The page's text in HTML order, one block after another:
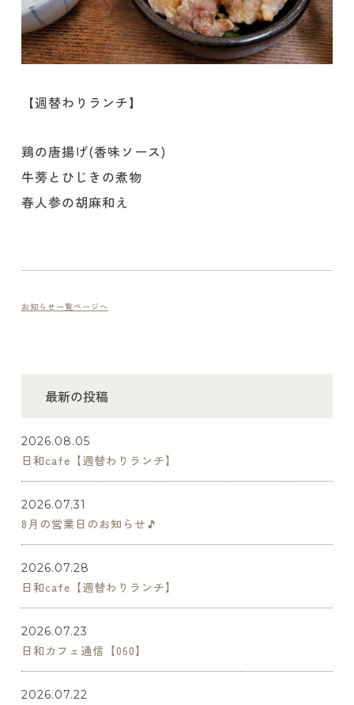
【週替わりランチ】
鶏の唐揚げ(香味ソース)
牛蒡とひじきの煮物
春人参の胡麻和え
お知らせ一覧ページへ
最新の投稿
2026.08.05
日和cafe【週替わりランチ】
2026.07.31
8月の営業日のお知らせ🎵
2026.07.28
日和cafe【週替わりランチ】
2026.07.23
日和カフェ通信【060】
2026.07.22